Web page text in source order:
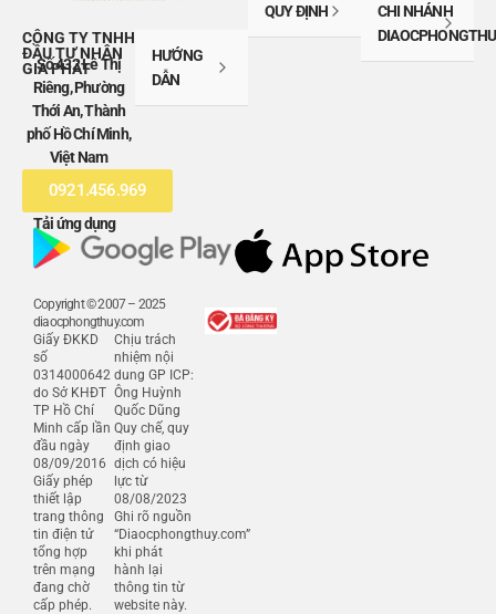
CÔNG TY TNHH
ĐẦU TƯ NHÂN
GIA PHÁT
Số 432 Lê Thị
Riêng, Phường
Thới An, Thành
phố Hồ Chí Minh,
Việt Nam
0921.456.969
HƯỚNG
DẪN
QUY ĐỊNH
CHI NHÁNH
Tải ứng dụng
Copyright © 2007 – 2025
diaocphongthuy.com
Giấy ĐKKD
số
0314000642
do Sở KHĐT
TP Hồ Chí
Minh cấp lần
đầu ngày
08/09/2016
Giấy phép
thiết lập
trang thông
tin điện tử
tổng hợp
trên mạng
đang chờ
cấp phép.
Chịu trách
nhiệm nội
dung GP ICP:
Ông Huỳnh
Quốc Dũng
Quy chế, quy
định giao
dịch có hiệu
lực từ
08/08/2023
Ghi rõ nguồn
“Diaocphongthuy.com”
khi phát
hành lại
thông tin từ
website này.